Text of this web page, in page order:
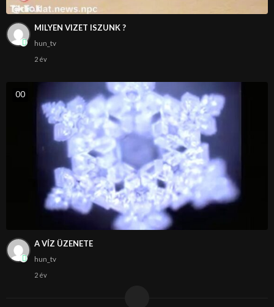
MILYEN VIZET ISZUNK ?
hun_tv
2 év
00
A VÍZ ÜZENETE
hun_tv
2 év